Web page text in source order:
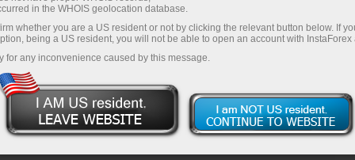
99.63
100%
Traders' feedback
0%
Closing
99.83
Maximumprice
99.66
in the WHOIS geolocation database.
whether you are a US resident or not by clicking the relevant button below. If
being a US resident, you will not be able to open an account with InstaForex
for any inconvenience caused by this message.